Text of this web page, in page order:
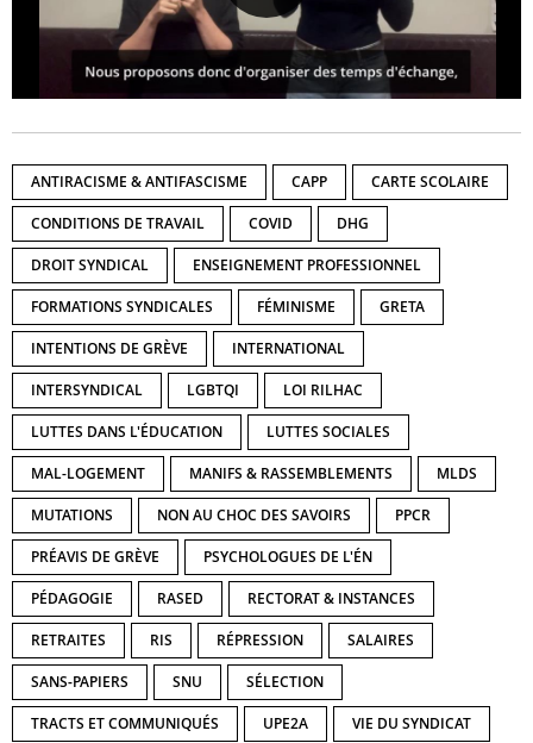
ANTIRACISME & ANTIFASCISME CAPP CARTE SCOLAIRE
CONDITIONS DE TRAVAIL COVID DHG
DROIT SYNDICAL ENSEIGNEMENT PROFESSIONNEL
FORMATIONS SYNDICALES FÉMINISME GRETA
INTENTIONS DE GRÈVE INTERNATIONAL
INTERSYNDICAL LGBTQI LOI RILHAC
LUTTES DANS L'ÉDUCATION LUTTES SOCIALES
MAL-LOGEMENT MANIFS & RASSEMBLEMENTS MLDS
MUTATIONS NON AU CHOC DES SAVOIRS PPCR
PRÉAVIS DE GRÈVE PSYCHOLOGUES DE L'ÉN
PÉDAGOGIE RASED RECTORAT & INSTANCES
RETRAITES RIS RÉPRESSION SALAIRES
SANS-PAPIERS SNU SÉLECTION
TRACTS ET COMMUNIQUÉS UPE2A VIE DU SYNDICAT